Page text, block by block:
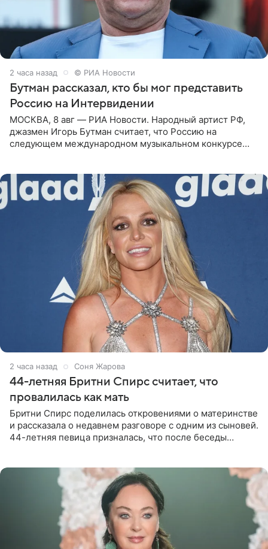
2 часа назад © РИА Новости
Бутман рассказал, кто бы мог представить
Россию на Интервидении
МОСКВА, 8 авг — РИА Новости. Народный артист РФ,
джазмен Игорь Бутман считает, что Россию на
следующем международном музыкальном конкурсе
2 часа назад Соня Жарова
44-летняя Бритни Спирс считает, что
провалилась как мать
Бритни Спирс поделилась откровениями о материнстве
и рассказала о недавнем разговоре с одним из сыновей.
44-летняя певица призналась, что после беседы